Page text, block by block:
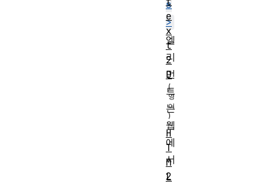
s
>
엘
리
먼
트
는
웹
에
서
2
e
x
t
2
D
H
T
M
L